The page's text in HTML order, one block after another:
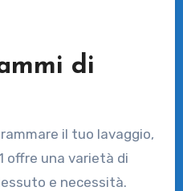
di
il tuo lavaggio,
offre una varietà di
e necessità.